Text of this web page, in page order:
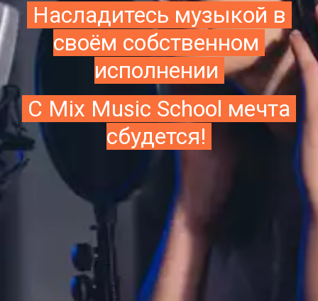
Насладитесь музыкой в
своём собственном
исполнении
сбудется!